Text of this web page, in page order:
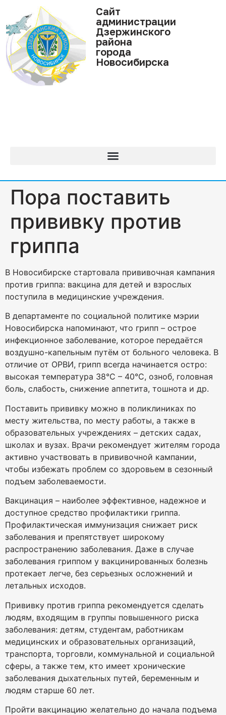
Cайт
администрации
Дзержинского
района
города
Новосибирска
Пора поставить
прививку против
гриппа
В Новосибирске стартовала прививочная кампания
против гриппа: вакцина для детей и взрослых
поступила в медицинские учреждения.
В департаменте по социальной политике мэрии
Новосибирска напоминают, что грипп – острое
инфекционное заболевание, которое передаётся
воздушно-капельным путём от больного человека. В
отличие от ОРВИ, грипп всегда начинается остро:
высокая температура 38°С – 40°С, озноб, головная
боль, слабость, снижение аппетита, тошнота и др.
Поставить прививку можно в поликлиниках по
месту жительства, по месту работы, а также в
образовательных учреждениях – детских садах,
школах и вузах. Врачи рекомендует жителям города
активно участвовать в прививочной кампании,
чтобы избежать проблем со здоровьем в сезонный
подъем заболеваемости.
Вакцинация – наиболее эффективное, надежное и
доступное средство профилактики гриппа.
Профилактическая иммунизация снижает риск
заболевания и препятствует широкому
распространению заболевания. Даже в случае
заболевания гриппом у вакцинированных болезнь
протекает легче, без серьезных осложнений и
летальных исходов.
Прививку против гриппа рекомендуется сделать
людям, входящим в группы повышенного риска
заболевания: детям, студентам, работникам
медицинских и образовательных организаций,
транспорта, торговли, коммунальной и социальной
сферы, а также тем, кто имеет хронические
заболевания дыхательных путей, беременным и
людям старше 60 лет.
Пройти вакцинацию желательно до начала подъема